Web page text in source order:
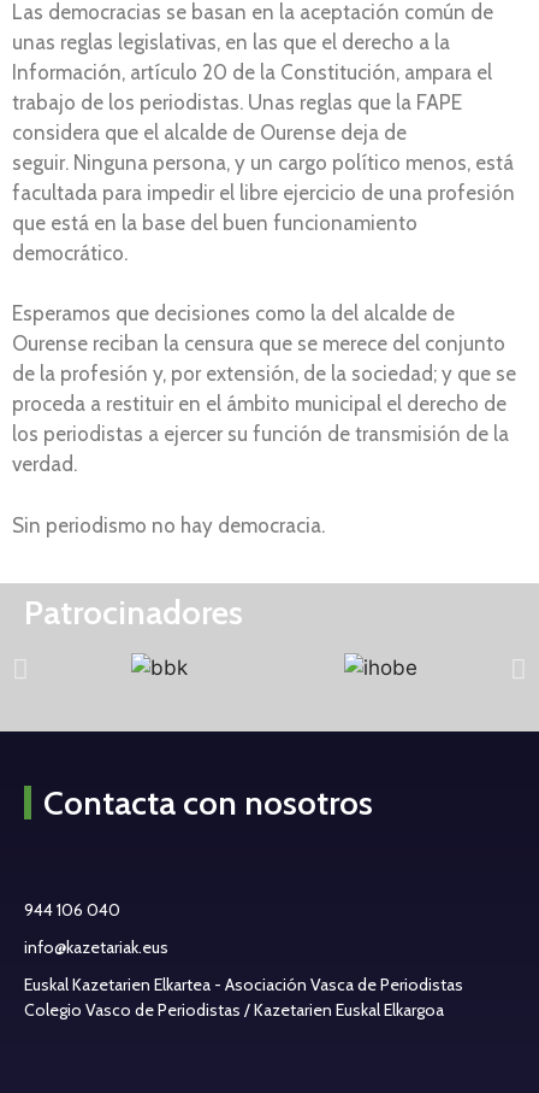
Las democracias se basan en la aceptación común de
unas reglas legislativas, en las que el derecho a la
Información, artículo 20 de la Constitución, ampara el
trabajo de los periodistas. Unas reglas que la FAPE
considera que el alcalde de Ourense deja de
seguir. Ninguna persona, y un cargo político menos, está
facultada para impedir el libre ejercicio de una profesión
que está en la base del buen funcionamiento
democrático.
Esperamos que decisiones como la del alcalde de
Ourense reciban la censura que se merece del conjunto
de la profesión y, por extensión, de la sociedad; y que se
proceda a restituir en el ámbito municipal el derecho de
los periodistas a ejercer su función de transmisión de la
verdad.
Sin periodismo no hay democracia.
Patrocinadores
Contacta con nosotros
944 106 040
info@kazetariak.eus
Euskal Kazetarien Elkartea - Asociación Vasca de Periodistas
Colegio Vasco de Periodistas / Kazetarien Euskal Elkargoa